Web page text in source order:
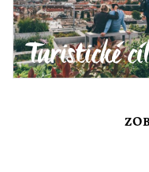
Turistické